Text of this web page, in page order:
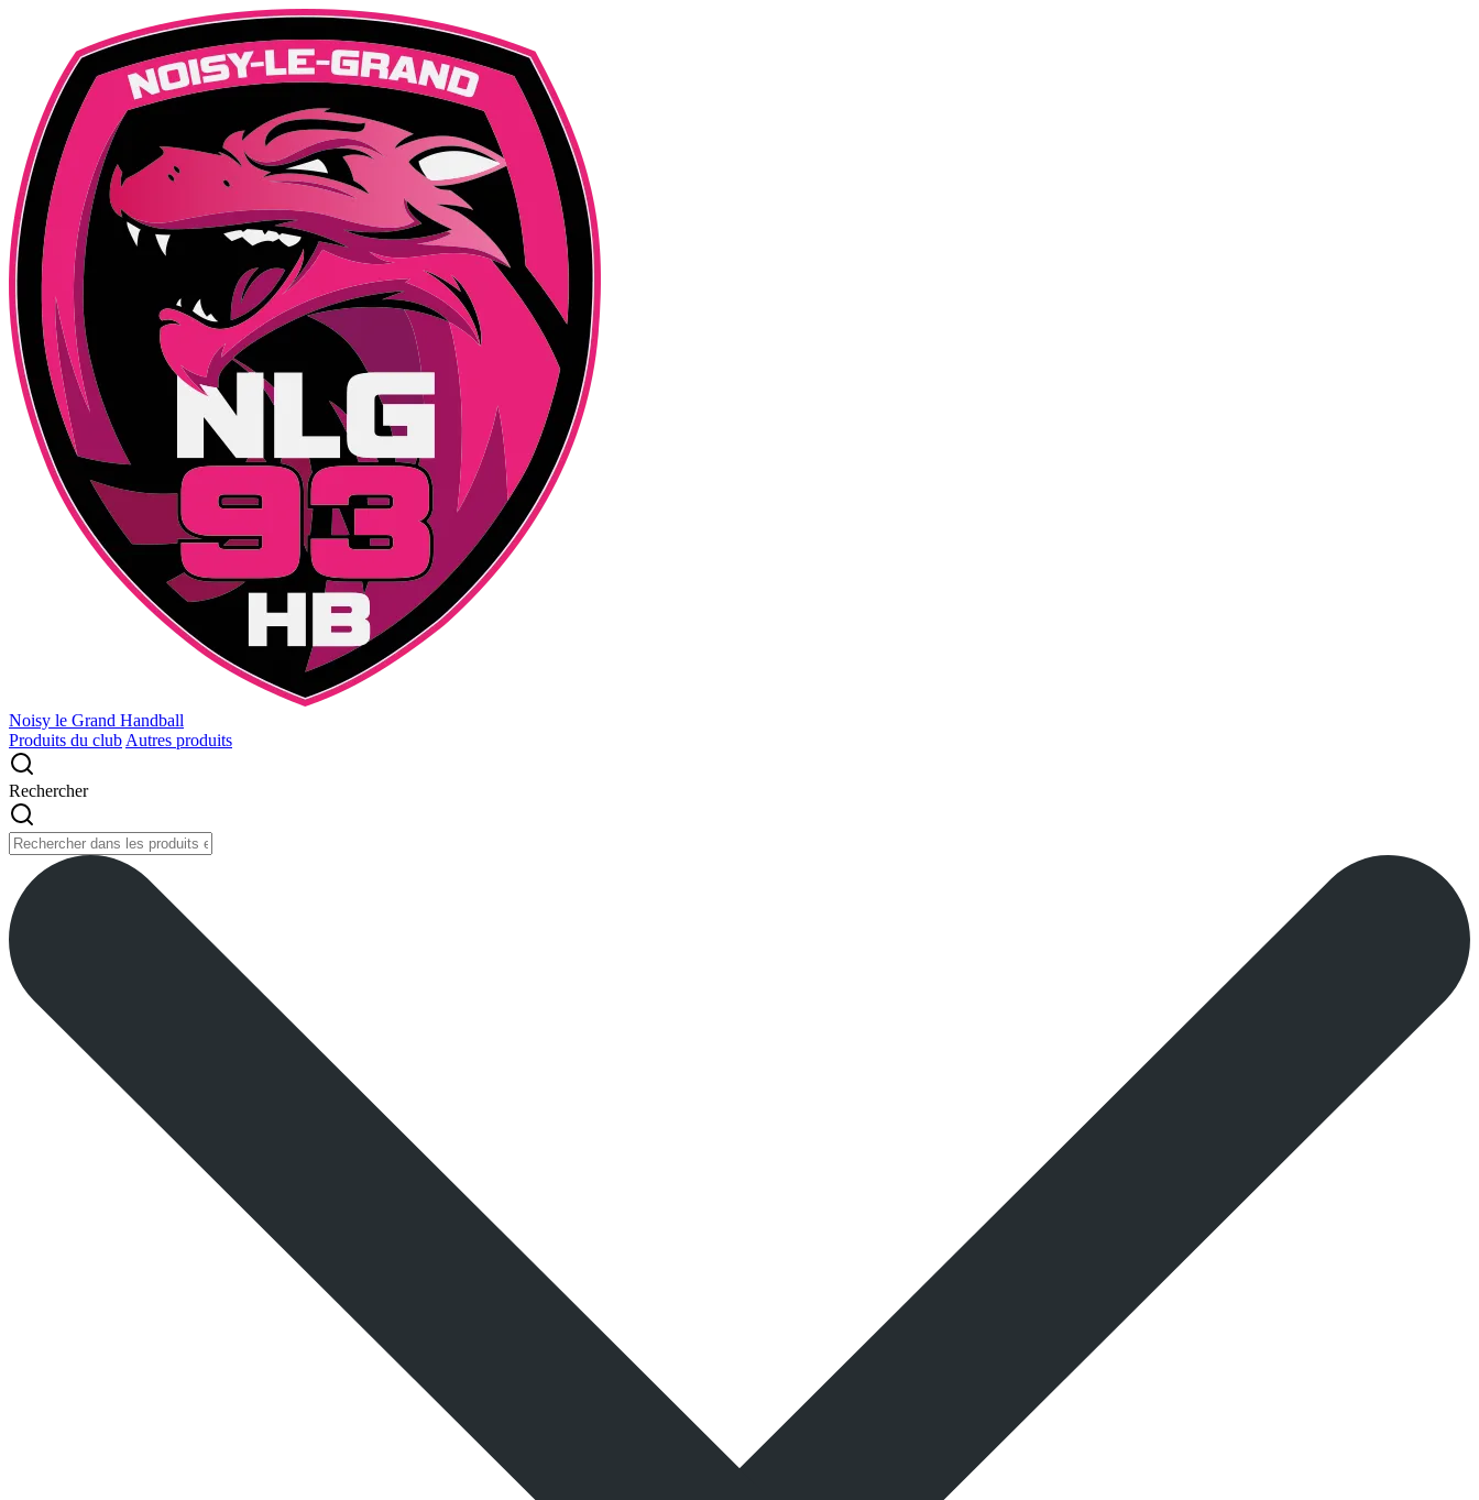
Noisy le Grand Handball
Produits du club Autres produits
Rechercher